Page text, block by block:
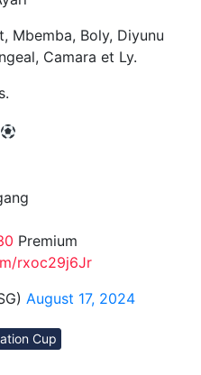
Mbemba, Boly, Diyunu
Camara et Ly.
Premium
rxoc29j6Jr
August 17, 2024
Cup